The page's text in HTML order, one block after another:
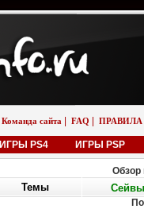
Команда сайта FAQ ПРАВИЛА
ИГРЫ PS4 ИГРЫ PSP
Обзор
Темы Сейвы